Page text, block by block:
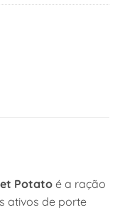
Potato é a ração
ativos de porte